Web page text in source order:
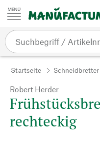
Zum Inhalt springen
Startseite Schneidbretter
Robert Herder
rechteckig